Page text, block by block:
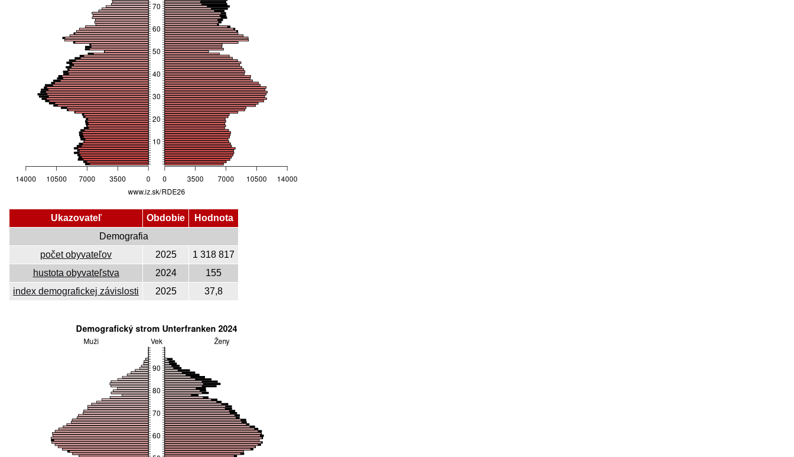
Ukazovateľ Obdobie
Hodnota
Demografia
počet obyvateľov
2025
1 318 817
hustota obyvateľstva
2024
155
index demografickej závislosti
2025 37,8